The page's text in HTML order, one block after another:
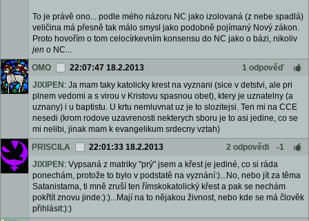
To je právě ono... podle mého názoru NC jako izolovaná (z nebe spadlá)
veličina má přesně tak málo smysl jako podobně pojímaný Nový zákon.
Proto hovořím o tom celocírkevním konsensu do NC jako o bázi, nikoliv
jen o NC...
OMO
22:07:47 18.2.2013
1 odpověď
JIXIPEN : Ja mam taky katolicky krest na vyznani (sice v detstvi, ale pri
plnem vedomi a s virou v Kristovu spasnou obet), ktery je uznatelny (a
uznany) i u baptistu. U krtu nemluvnat uz je to slozitejsi. Ten mi na CCE
nesedi (krom rodove uzavrenosti nekterych sboru je to asi jedine, co se
mi nelibi, jinak mam k evangelikum srdecny vztah)
PRISCILA
22:01:33 18.2.2013 2 odpovědi
-1
JIXIPEN : Vypsaná z matriky "prý" jsem a křest je jediné, co si ráda
ponechám, protože to bylo v podstatě na vyznání:)...No, nebo jít za těma
Satanistama, ti mně zruší ten římskokatolický křest a pak se nechám
pokřtít znovu jinde:):)...Mají na to nějakou živnost, nebo kde se má člověk
přihlásit:):)